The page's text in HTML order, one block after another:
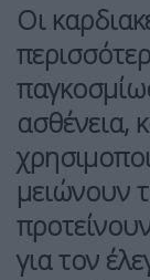
Οι
ασθένεια,
μειώνουν
για τον